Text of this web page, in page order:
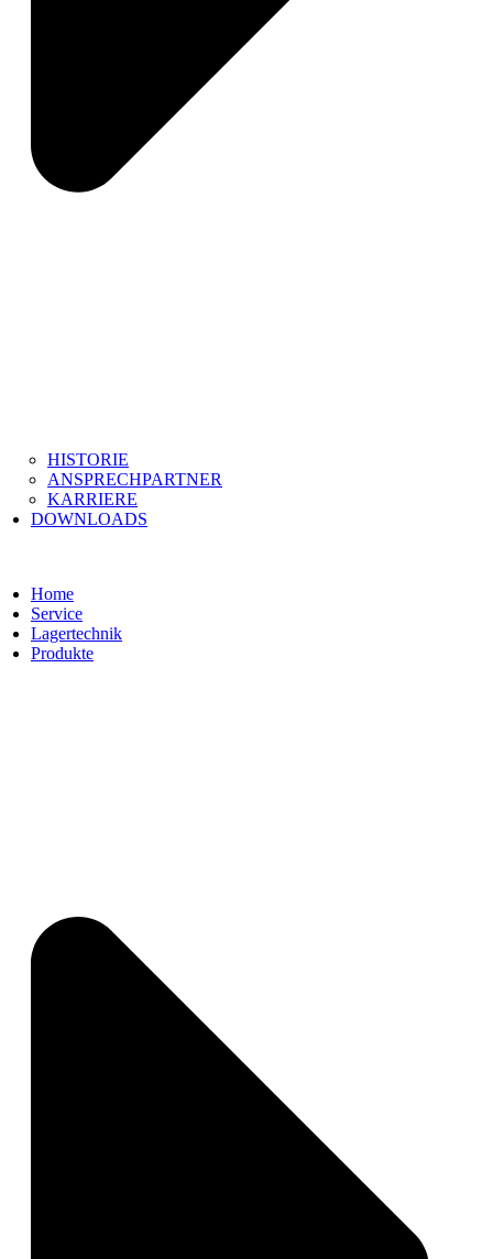
HISTORIE
ANSPRECHPARTNER
KARRIERE
DOWNLOADS
Home
Service
Lagertechnik
Produkte